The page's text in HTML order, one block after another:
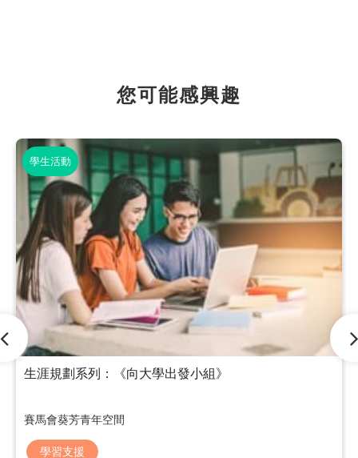
您可能感興趣
學生活動
生涯規劃系列：《向大學出發小組》
賽馬會葵芳青年空間
學習支援